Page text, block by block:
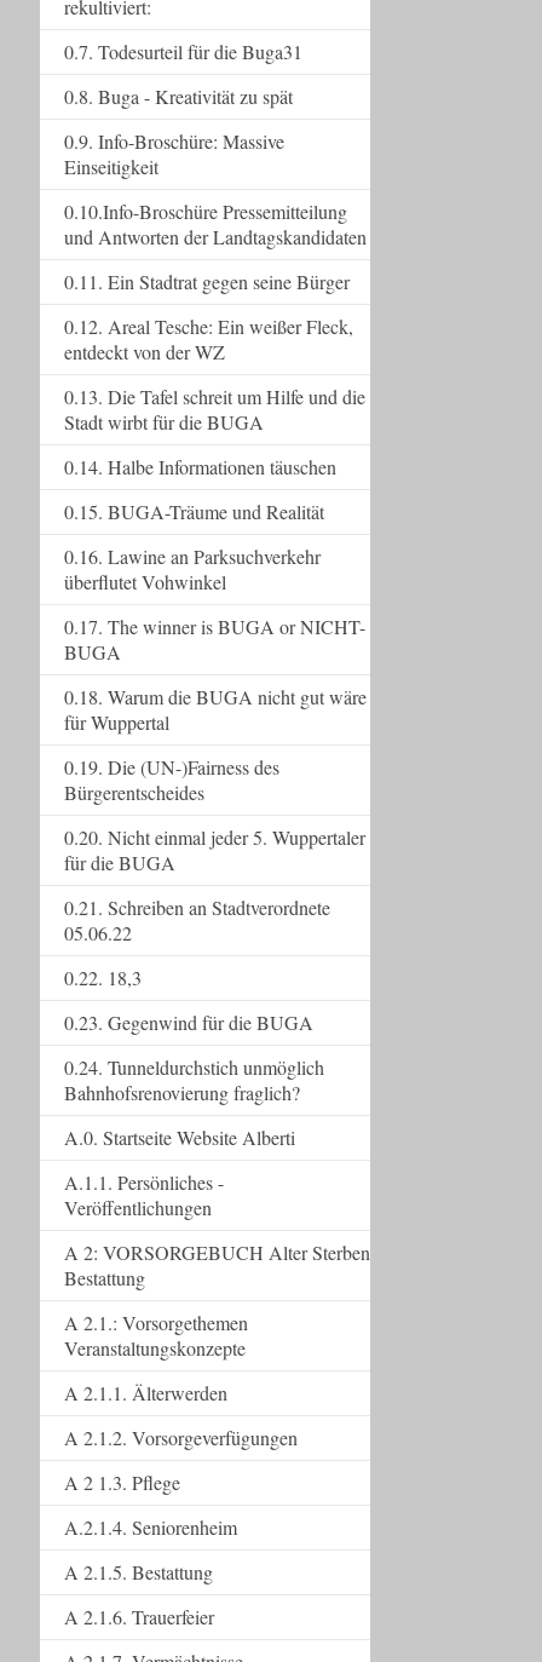
rekultiviert:
0.7. Todesurteil für die Buga31
0.8. Buga - Kreativität zu spät
0.9. Info-Broschüre: Massive
Einseitigkeit
0.10.Info-Broschüre Pressemitteilung
und Antworten der Landtagskandidaten
0.11. Ein Stadtrat gegen seine Bürger
0.12. Areal Tesche: Ein weißer Fleck,
entdeckt von der WZ
0.13. Die Tafel schreit um Hilfe und die
Stadt wirbt für die BUGA
0.14. Halbe Informationen täuschen
0.15. BUGA-Träume und Realität
0.16. Lawine an Parksuchverkehr
überflutet Vohwinkel
0.17. The winner is BUGA or NICHT-
BUGA
0.18. Warum die BUGA nicht gut wäre
für Wuppertal
0.19. Die (UN-)Fairness des
Bürgerentscheides
0.20. Nicht einmal jeder 5. Wuppertaler
für die BUGA
0.21. Schreiben an Stadtverordnete
05.06.22
0.22. 18,3
0.23. Gegenwind für die BUGA
0.24. Tunneldurchstich unmöglich
Bahnhofsrenovierung fraglich?
A.0. Startseite Website Alberti
A.1.1. Persönliches -
Veröffentlichungen
A 2: VORSORGEBUCH Alter Sterben
Bestattung
A 2.1.: Vorsorgethemen
Veranstaltungskonzepte
A 2.1.1. Älterwerden
A 2.1.2. Vorsorgeverfügungen
A 2 1.3. Pflege
A.2.1.4. Seniorenheim
A 2.1.5. Bestattung
A 2.1.6. Trauerfeier